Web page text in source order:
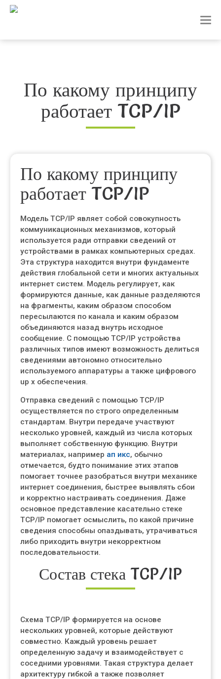
T
g
По какому принципу
работает TCP/IP
По какому принципу
работает TCP/IP
Модель TCP/IP являет собой совокупность
коммуникационных механизмов, который
используется ради отправки сведений от
устройствами в рамках компьютерных средах.
Эта структура находится внутри фундаменте
действия глобальной сети и многих актуальных
интернет систем. Модель регулирует, как
формируются данные, как данные разделяются
на фрагменты, каким образом способом
пересылаются по канала и каким образом
объединяются назад внутрь исходное
сообщение. С помощью TCP/IP устройства
различных типов имеют возможность делиться
сведениями автономно относительно
используемого аппаратуры а также цифрового
up x обеспечения.
Отправка сведений с помощью TCP/IP
осуществляется по строго определенным
стандартам. Внутри передаче участвуют
несколько уровней, каждый из числа которых
выполняет собственную функцию. Внутри
материалах, например ап икс, обычно
отмечается, будто понимание этих этапов
помогает точнее разобраться внутри механике
интернет соединения, быстрее выявлять сбои
и корректно настраивать соединения. Даже
основное представление касательно стеке
TCP/IP помогает осмыслить, по какой причине
сведения способны опаздывать, утрачиваться
либо приходить внутри некорректном
последовательности.
Состав стека TCP/IP
Схема TCP/IP формируется на основе
нескольких уровней, которые действуют
совместно. Каждый уровень решает
определенную задачу и взаимодействует с
соседними уровнями. Такая структура делает
архитектуру гибкой а также позволяет